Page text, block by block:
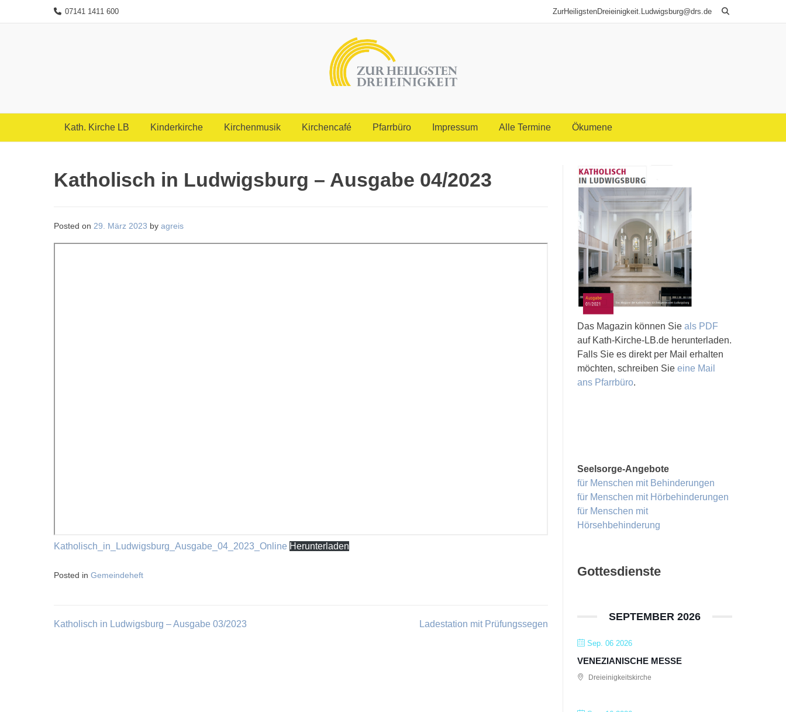
07141 1411 600 ZurHeiligstenDreieinigkeit.Ludwigsburg@drs.de
Kath. Kirche LB Kinderkirche Kirchenmusik Kirchencafé Pfarrbüro Impressum Alle Termine Ökumene
Katholisch in Ludwigsburg – Ausgabe 04/2023
Posted on 29. März 2023 by agreis
Katholisch_in_Ludwigsburg_Ausgabe_04_2023_Online Herunterladen
Posted in Gemeindeheft
Beitragsnavigation
Katholisch in Ludwigsburg – Ausgabe 03/2023 Ladestation mit Prüfungssegen
Das Magazin können Sie als PDF
auf Kath-Kirche-LB.de herunterladen.
Falls Sie es direkt per Mail erhalten
möchten, schreiben Sie eine Mail
ans Pfarrbüro.
Seelsorge-Angebote
für Menschen mit Behinderungen
für Menschen mit Hörbehinderungen
für Menschen mit
Hörsehbehinderung
Gottesdienste
SEPTEMBER 2026
Sep. 06 2026
VENEZIANISCHE MESSE
Dreieinigkeitskirche